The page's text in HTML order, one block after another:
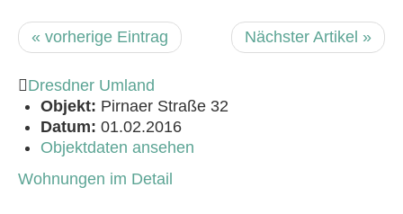
« vorherige Eintrag Nächster Artikel »
Dresdner Umland
Objekt: Pirnaer Straße 32
Datum: 01.02.2016
Objektdaten ansehen
Wohnungen im Detail